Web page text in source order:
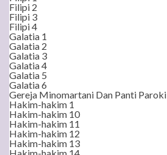
Filipi 2
Filipi 3
Filipi 4
Galatia 1
Galatia 2
Galatia 3
Galatia 4
Galatia 5
Galatia 6
Gereja Minomartani Dan Panti Paroki
Hakim-hakim 1
Hakim-hakim 10
Hakim-hakim 11
Hakim-hakim 12
Hakim-hakim 13